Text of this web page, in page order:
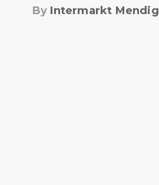
By Intermarkt Mendig